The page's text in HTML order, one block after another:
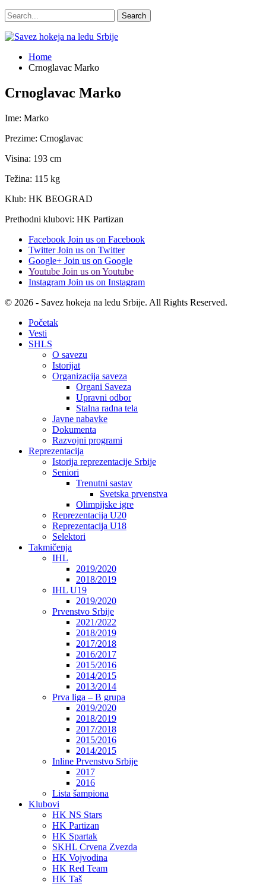
Home
Crnoglavac Marko
Crnoglavac Marko
Ime: Marko
Prezime: Crnoglavac
Visina: 193 cm
Težina: 115 kg
Klub: HK BEOGRAD
Prethodni klubovi: HK Partizan
Facebook Join us on Facebook
Twitter Join us on Twitter
Google+ Join us on Google
Youtube Join us on Youtube
Instagram Join us on Instagram
© 2026 - Savez hokeja na ledu Srbije. All Rights Reserved.
Početak
Vesti
SHLS
O savezu
Istorijat
Organizacija saveza
Organi Saveza
Upravni odbor
Stalna radna tela
Javne nabavke
Dokumenta
Razvojni programi
Reprezentacija
Istorija reprezentacije Srbije
Seniori
Trenutni sastav
Svetska prvenstva
Olimpijske igre
Reprezentacija U20
Reprezentacija U18
Selektori
Takmičenja
IHL
2019/2020
2018/2019
IHL U19
2019/2020
Prvenstvo Srbije
2021/2022
2018/2019
2017/2018
2016/2017
2015/2016
2014/2015
2013/2014
Prva liga – B grupa
2019/2020
2018/2019
2017/2018
2015/2016
2014/2015
Inline Prvenstvo Srbije
2017
2016
Lista šampiona
Klubovi
HK NS Stars
HK Partizan
HK Spartak
SKHL Crvena Zvezda
HK Vojvodina
HK Red Team
HK Taš